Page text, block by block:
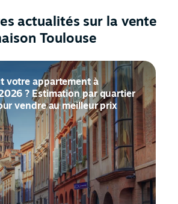
actualités sur la vente
Toulouse
votre appartement à
? Estimation par quartier
vendre au meilleur prix